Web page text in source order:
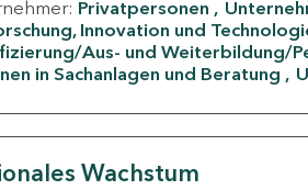
Privatpersonen
Innovation und
Aus- und Weiterbildung/
in Sachanlagen und Beratung
Wachstum